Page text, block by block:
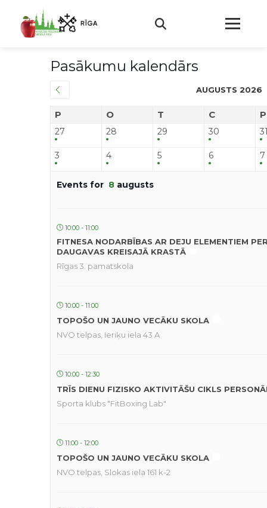
Pasākumu kalendārs
AUGUSTS 2026
P O T C
27 28 29 30
3 4 5 6 7
Events for 8 augusts
10:00 - 11:00
FITNESA NODARBĪBAS AR DEJU ELEMENTIEM
DAUGAVAS KREISAJĀ KRASTĀ
Rīgas 3. pamatskola
10:00 - 11:00
TOPOŠO UN JAUNO VECĀKU SKOLA
NVO telpas, Ieriķu iela 43 A
10:00 - 12:30
TRĪS DIENU FIZISKO AKTIVITĀŠU CIKLS
Sporta klubs "FitBoxing Lab"
11:00 - 12:00
TOPOŠO UN JAUNO VECĀKU SKOLA
NVO telpas, Slokas iela 161 k-2